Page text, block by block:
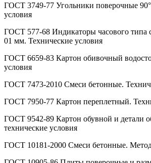
ГОСТ 3749-77 Угольники поверочные
условия
ГОСТ 577-68 Индикаторы часового типа
01 мм. Технические условия
ГОСТ 6659-83 Картон обивочный
условия
ГОСТ 7473-2010 Смеси бетонные.
ГОСТ 7950-77 Картон переплетный.
ГОСТ 9542-89 Картон обувной и детали
технические условия
ГОСТ 10181-2000 Смеси бетонные.